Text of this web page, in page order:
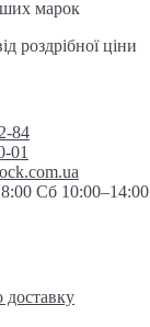
марок
роздрібної ціни
84
01
Сб 10:00–14:00
доставку